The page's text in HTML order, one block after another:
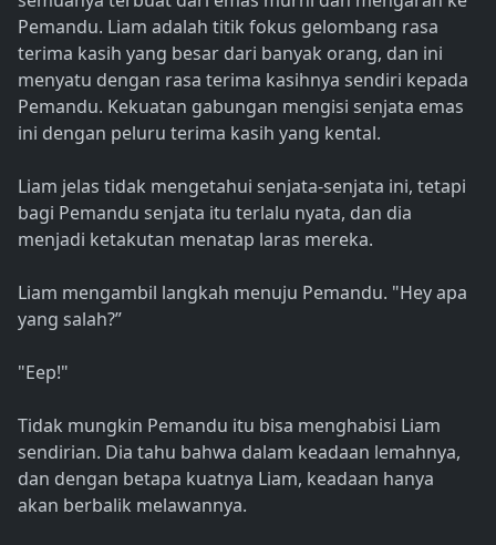
Pemandu. Liam adalah titik fokus gelombang rasa
terima kasih yang besar dari banyak orang, dan ini
menyatu dengan rasa terima kasihnya sendiri kepada
Pemandu. Kekuatan gabungan mengisi senjata emas
ini dengan peluru terima kasih yang kental.
Liam jelas tidak mengetahui senjata-senjata ini, tetapi
bagi Pemandu senjata itu terlalu nyata, dan dia
menjadi ketakutan menatap laras mereka.
Liam mengambil langkah menuju Pemandu. "Hey apa
yang salah?”
"Eep!"
Tidak mungkin Pemandu itu bisa menghabisi Liam
sendirian. Dia tahu bahwa dalam keadaan lemahnya,
dan dengan betapa kuatnya Liam, keadaan hanya
akan berbalik melawannya.